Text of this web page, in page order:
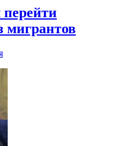
мигрантов